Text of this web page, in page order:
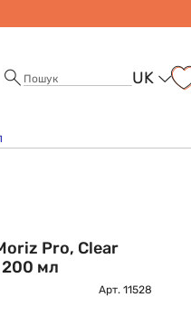
UK
Pro, Clear
мл
Арт. 11528